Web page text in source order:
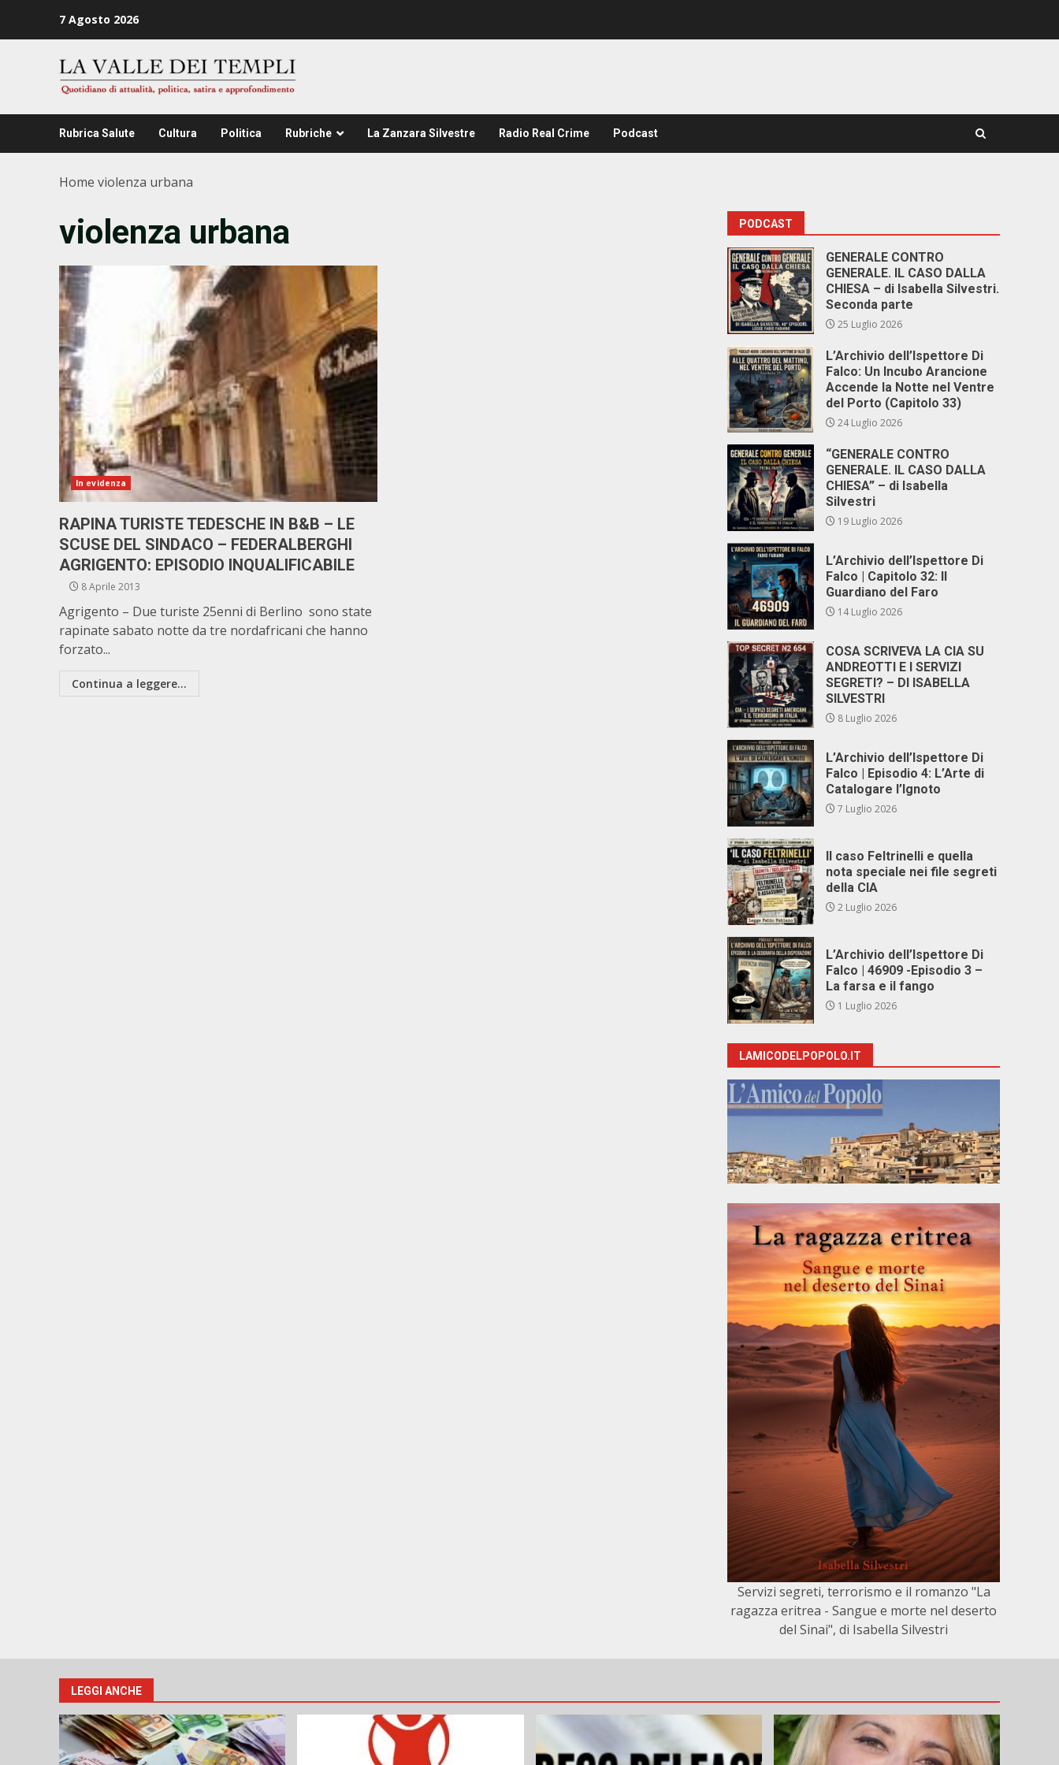
7 Agosto 2026
Rubrica Salute Cultura Politica Rubriche La Zanzara Silvestre Radio Real Crime Podcast
Home violenza urbana
violenza urbana
In evidenza
RAPINA TURISTE TEDESCHE IN B&B – LE
SCUSE DEL SINDACO – FEDERALBERGHI
AGRIGENTO: EPISODIO INQUALIFICABILE
8 Aprile 2013
Agrigento – Due turiste 25enni di Berlino sono state
rapinate sabato notte da tre nordafricani che hanno
forzato...
Continua a leggere...
PODCAST
GENERALE CONTRO
GENERALE. IL CASO DALLA
CHIESA – di Isabella Silvestri.
Seconda parte
25 Luglio 2026
L’Archivio dell’Ispettore Di
Falco: Un Incubo Arancione
Accende la Notte nel Ventre
del Porto (Capitolo 33)
24 Luglio 2026
“GENERALE CONTRO
GENERALE. IL CASO DALLA
CHIESA” – di Isabella
Silvestri
19 Luglio 2026
L’Archivio dell’Ispettore Di
Falco | Capitolo 32: Il
Guardiano del Faro
14 Luglio 2026
COSA SCRIVEVA LA CIA SU
ANDREOTTI E I SERVIZI
SEGRETI? – DI ISABELLA
SILVESTRI
8 Luglio 2026
L’Archivio dell’Ispettore Di
Falco | Episodio 4: L’Arte di
Catalogare l’Ignoto
7 Luglio 2026
Il caso Feltrinelli e quella
nota speciale nei file segreti
della CIA
2 Luglio 2026
L’Archivio dell’Ispettore Di
Falco | 46909 -Episodio 3 –
La farsa e il fango
1 Luglio 2026
LAMICODELPOPOLO.IT
Servizi segreti, terrorismo e il romanzo "La
ragazza eritrea - Sangue e morte nel deserto
del Sinai", di Isabella Silvestri
LEGGI ANCHE